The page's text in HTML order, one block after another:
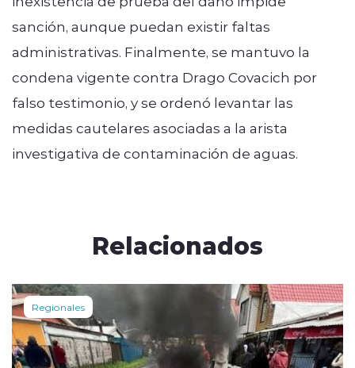
sanción, aunque puedan existir faltas
administrativas. Finalmente, se mantuvo la
condena vigente contra Drago Covacich por
falso testimonio, y se ordenó levantar las
medidas cautelares asociadas a la arista
investigativa de contaminación de aguas.
Relacionados
Regionales